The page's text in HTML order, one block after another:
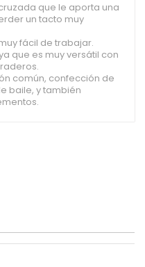
que le aporta una
un tacto muy
fácil de trabajar.
que es muy versátil con
común, confección de
baile, y también